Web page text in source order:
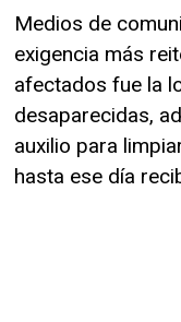
Medios de
exigencia más
afectados fue la
desaparecidas,
auxilio para
hasta ese día